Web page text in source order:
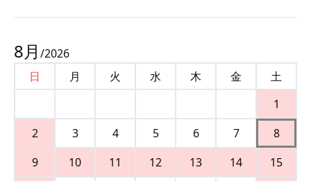
8月 /2026
日
月 火 水 木 金
土
1
2
3 4 5 6 7
8
9
10 11 12 13 14
15